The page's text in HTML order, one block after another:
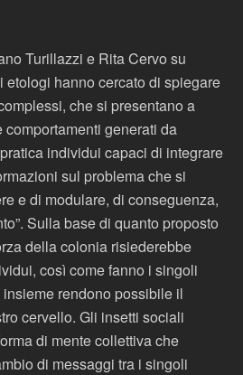
Turillazzi e Rita Cervo su
etologi hanno cercato di spiegare
che si presentano a
generati da
individui capaci di integrare
sul problema che si
e di modulare, di conseguenza,
Sulla base di quanto proposto
della colonia risiederebbe
così come fanno i singoli
rendono possibile il
cervello. Gli insetti sociali
di mente collettiva che
di messaggi tra i singoli